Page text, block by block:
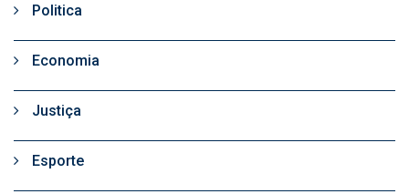
Politica
Economia
Justiça
Esporte